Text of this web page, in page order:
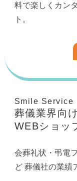
料で楽しくカン
ト。
Smile Service
葬儀業界向
WEBショッ
会葬礼状・弔電
ど 葬儀社の業績